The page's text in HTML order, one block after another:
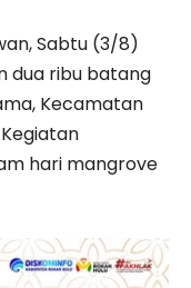
Sabtu (3/8)
dua ribu batang
Kecamatan
hari mangrove